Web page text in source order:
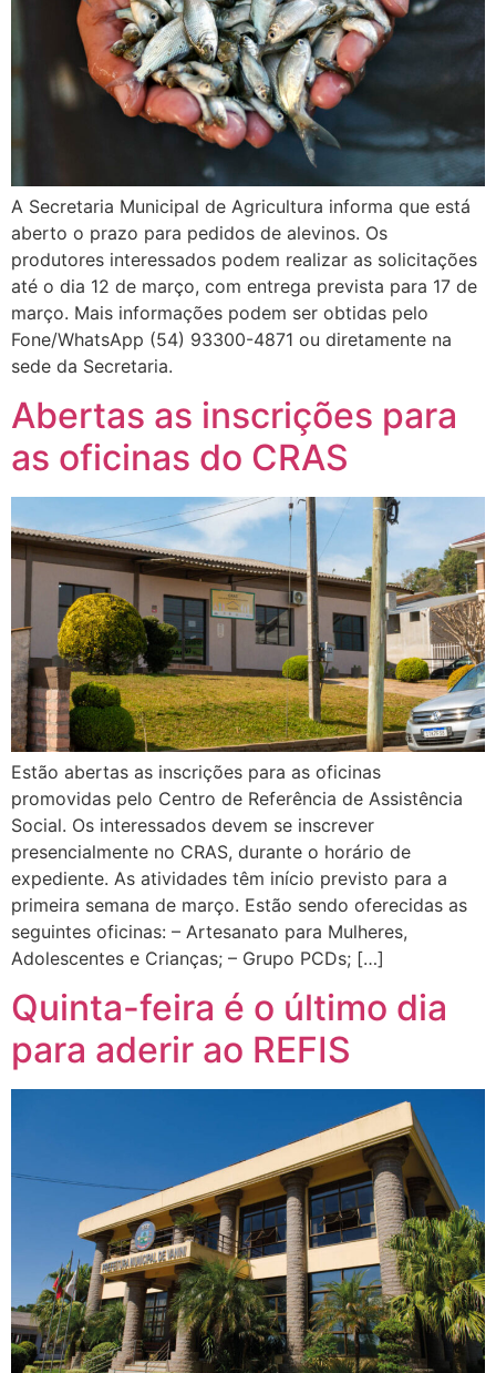
A Secretaria Municipal de Agricultura informa que está
aberto o prazo para pedidos de alevinos. Os
produtores interessados podem realizar as solicitações
até o dia 12 de março, com entrega prevista para 17 de
março. Mais informações podem ser obtidas pelo
Fone/WhatsApp (54) 93300-4871 ou diretamente na
sede da Secretaria.
Abertas as inscrições para
as oficinas do CRAS
Estão abertas as inscrições para as oficinas
promovidas pelo Centro de Referência de Assistência
Social. Os interessados devem se inscrever
presencialmente no CRAS, durante o horário de
expediente. As atividades têm início previsto para a
primeira semana de março. Estão sendo oferecidas as
seguintes oficinas: – Artesanato para Mulheres,
Adolescentes e Crianças; – Grupo PCDs; […]
Quinta-feira é o último dia
para aderir ao REFIS